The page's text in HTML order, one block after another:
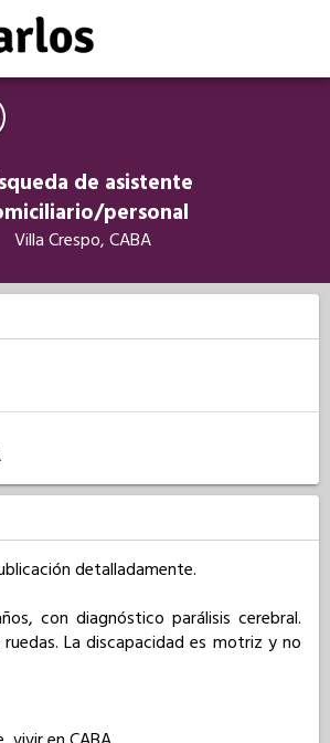
de asistente
personal
Villa Crespo, CABA
detalladamente.
con diagnóstico parálisis cerebral.
La discapacidad es motriz y no